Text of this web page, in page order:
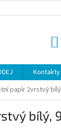
Kontakty
papír 2vrstvý
bílý,